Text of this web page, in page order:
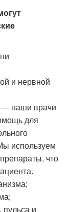
и нервной
— наши врачи
для
используем
что
пульса и